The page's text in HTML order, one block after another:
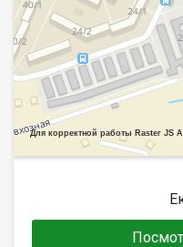
Для корректной работы Raster JS